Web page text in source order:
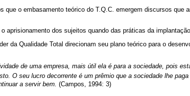
que o embasamento teórico do T.Q.C. emergem discursos que
aprisionamento dos sujeitos quando das práticas da
da Qualidade Total direcionam seu plano teórico para o
de uma empresa, mais útil ela é para a sociedade, pois
O seu lucro decorrente é um prêmio que a sociedade lhe
a servir bem. (Campos, 1994: 3)